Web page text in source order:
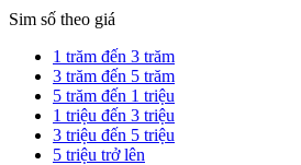
Sim số theo giá
1 trăm đến 3 trăm
3 trăm đến 5 trăm
5 trăm đến 1 triệu
1 triệu đến 3 triệu
3 triệu đến 5 triệu
5 triệu trở lên